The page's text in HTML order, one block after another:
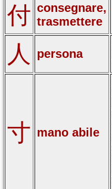
付 consegnare,
trasmettere
人 persona
寸 mano abile